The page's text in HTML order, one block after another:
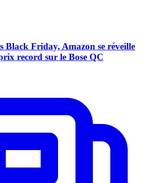
Black Friday, Amazon se réveille
record sur le Bose QC